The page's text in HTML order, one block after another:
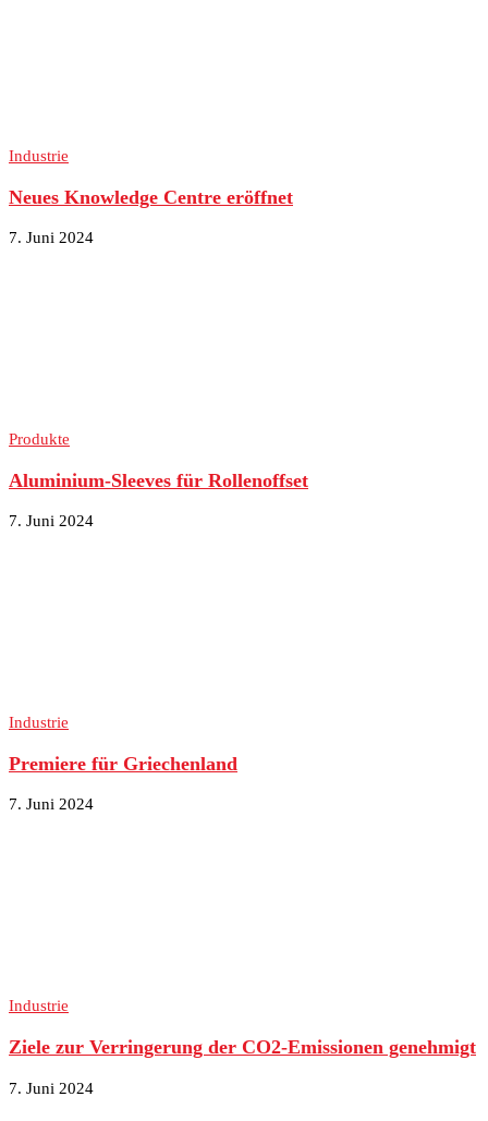
Industrie
Neues Knowledge Centre eröffnet
7. Juni 2024
Produkte
Aluminium-Sleeves für Rollenoffset
7. Juni 2024
Industrie
Premiere für Griechenland
7. Juni 2024
Industrie
Ziele zur Verringerung der CO2-Emissionen genehmigt
7. Juni 2024